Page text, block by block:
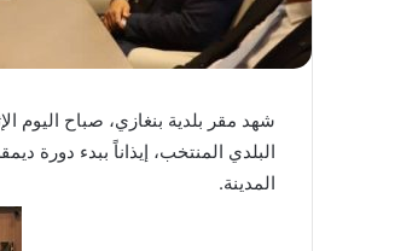
شهد مقر بلدية بنغازي، صباح اليوم
البلدي المنتخب، إيذاناً ببدء
المدينة.